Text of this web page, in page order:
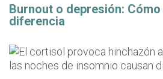
Burnout o depresión:
diferencia